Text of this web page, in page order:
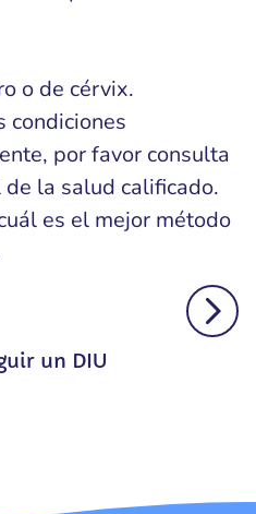
o de cérvix.
condiciones
por favor consulta
la salud calificado.
es el mejor método
un DIU